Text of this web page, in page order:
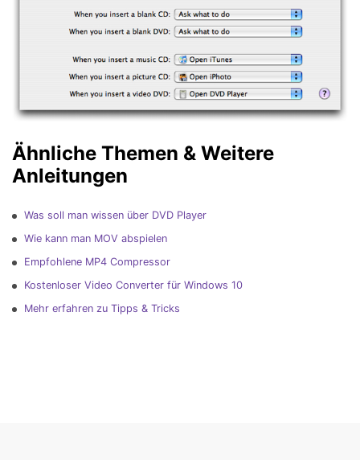
Ähnliche Themen & Weitere
Anleitungen
Was soll man wissen über DVD Player
Wie kann man MOV abspielen
Empfohlene MP4 Compressor
Kostenloser Video Converter für Windows 10
Mehr erfahren zu Tipps & Tricks